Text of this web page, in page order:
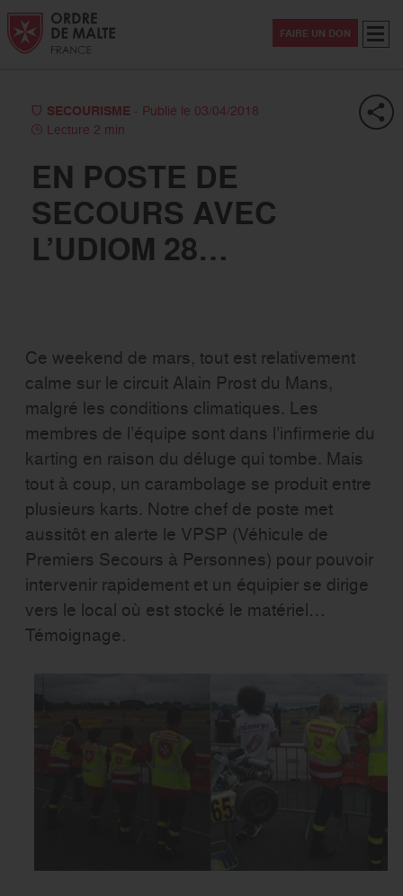
Aller au contenu
Aller à la recherche
Aller au menu
FAIRE UN DON
SECOURISME - Publié le 03/04/2018
Lecture 2 min
EN POSTE DE
SECOURS AVEC
L’UDIOM 28…
Ce weekend de mars, tout est relativement
calme sur le circuit Alain Prost du Mans,
malgré les conditions climatiques. Les
membres de l’équipe sont dans l’infirmerie du
karting en raison du déluge qui tombe. Mais
tout à coup, un carambolage se produit entre
plusieurs karts. Notre chef de poste met
aussitôt en alerte le VPSP (Véhicule de
Premiers Secours à Personnes) pour pouvoir
intervenir rapidement et un équipier se dirige
vers le local où est stocké le matériel…
Témoignage.